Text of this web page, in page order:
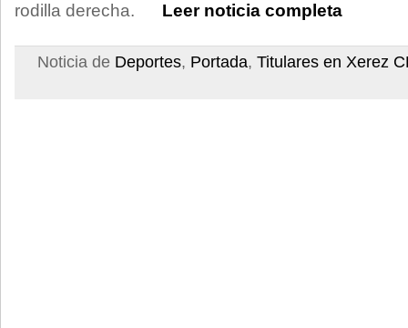
rodilla derecha.
Leer noticia completa
Noticia de Deportes, Portada, Titulares en Xerez